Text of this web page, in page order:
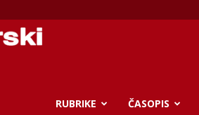
Gospodarski
RUBRIKE ČASOPIS